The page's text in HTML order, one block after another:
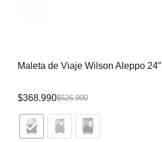
Maleta de Viaje Wilson Aleppo 24″
$526.900
$368.990